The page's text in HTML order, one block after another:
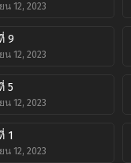
12, 2023
9
12, 2023
5
12, 2023
1
12, 2023